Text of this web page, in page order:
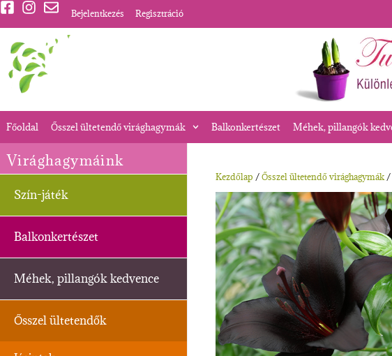
Bejelentkezés Regisztráció
Főoldal Ősszel ültetendő virághagymák Balkonkertészet Méhek, pillangók
Virághagymáink
Szín-játék
Balkonkertészet
Méhek, pillangók kedvence
Ősszel ültetendők
Kezdőlap /Ősszel ültetendő virághagymák/